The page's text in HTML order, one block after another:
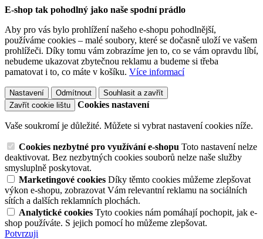
E-shop tak pohodlný jako naše spodní prádlo
Aby pro vás bylo prohlížení našeho e-shopu pohodlnější,
používáme cookies – malé soubory, které se dočasně uloží ve vašem
prohlížeči. Díky tomu vám zobrazíme jen to, co se vám opravdu líbí,
nebudeme ukazovat zbytečnou reklamu a budeme si třeba
pamatovat i to, co máte v košíku. Více informací
Nastavení Odmítnout
Souhlasit a zavřít
Zavřít cookie lištu
Cookies nastavení
Vaše soukromí je důležité. Můžete si vybrat nastavení cookies níže.
Cookies nezbytné pro využívání e-shopu Toto nastavení nelze
deaktivovat. Bez nezbytných cookies souborů nelze naše služby
smysluplně poskytovat.
Marketingové cookies Díky těmto cookies můžeme zlepšovat
výkon e-shopu, zobrazovat Vám relevantní reklamu na sociálních
sítích a dalších reklamních plochách.
Analytické cookies Tyto cookies nám pomáhají pochopit, jak e-
shop používáte. S jejich pomocí ho můžeme zlepšovat.
Potvrzuji